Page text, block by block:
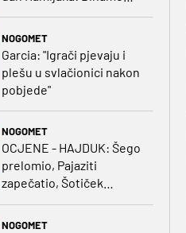
poražen od Juventusa,
NOGOMET
Garcia: "Igrači pjevaju i
plešu u svlačionici nakon
pobjede"
NOGOMET
OCJENE - HAJDUK: Šego
prelomio, Pajaziti
zapečatio, Šotiček
NOGOMET